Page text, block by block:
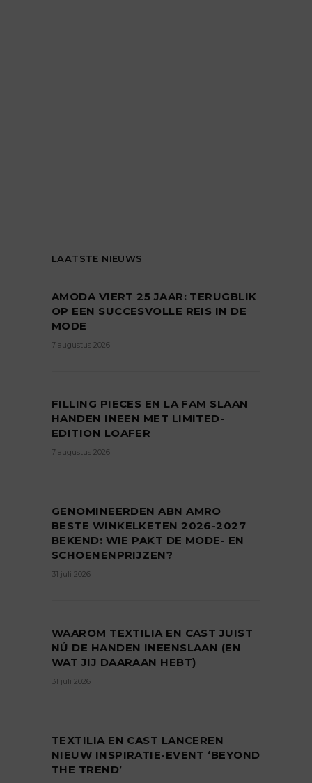
LAATSTE NIEUWS
AMODA VIERT 25 JAAR: TERUGBLIK
OP EEN SUCCESVOLLE REIS IN DE
MODE
7 augustus 2026
FILLING PIECES EN LA FAM SLAAN
HANDEN INEEN MET LIMITED-
EDITION LOAFER
7 augustus 2026
GENOMINEERDEN ABN AMRO
BESTE WINKELKETEN 2026-2027
BEKEND: WIE PAKT DE MODE- EN
SCHOENENPRIJZEN?
31 juli 2026
WAAROM TEXTILIA EN CAST JUIST
NÚ DE HANDEN INEENSLAAN (EN
WAT JIJ DAARAAN HEBT)
31 juli 2026
TEXTILIA EN CAST LANCEREN
NIEUW INSPIRATIE-EVENT ‘BEYOND
THE TREND’